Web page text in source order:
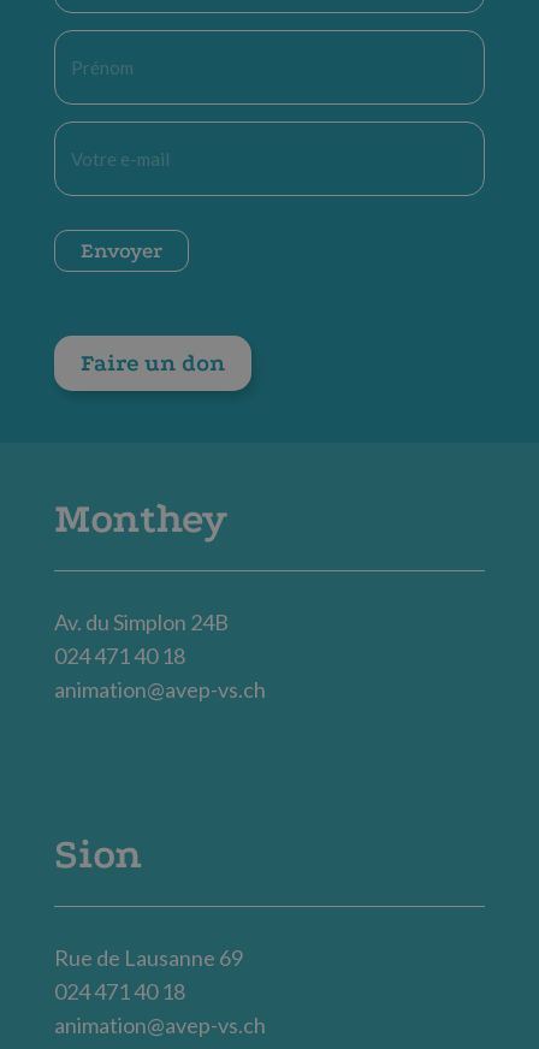
Prénom
E-
mail
CAPTCHA
Envoyer
Faire un don
Monthey
Av. du Simplon 24B
024 471 40 18
animation@avep-vs.ch
Sion
Rue de Lausanne 69
024 471 40 18
animation@avep-vs.ch